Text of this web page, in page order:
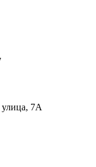
улица, 7А